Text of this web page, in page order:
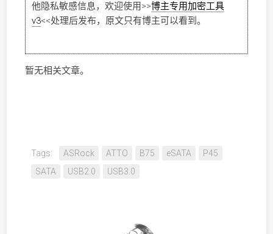
他隐私敏感信息，欢迎使用>>博主专用加密工具
v3<<处理后发布，原文只有博主可以看到。
暂无相关文章。
Tags: ASRock ATTO B75 eSATA
P45
SATA
USB2.0 USB3.0